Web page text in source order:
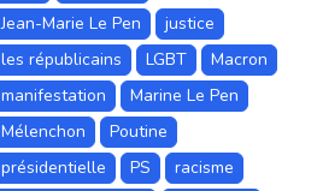
Jean-Marie Le Pen
justice
les républicains
LGBT
Macron
manifestation
Marine Le Pen
Mélenchon
Poutine
présidentielle
PS
racisme